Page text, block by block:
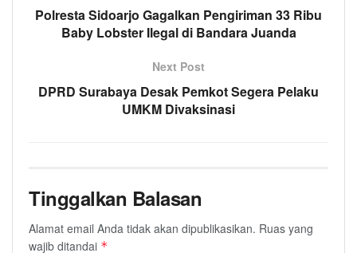
Polresta Sidoarjo Gagalkan Pengiriman 33 Ribu
Baby Lobster Ilegal di Bandara Juanda
Next Post
DPRD Surabaya Desak Pemkot Segera Pelaku
UMKM Divaksinasi
Tinggalkan Balasan
Alamat email Anda tidak akan dipublikasikan. Ruas yang
wajib ditandai *